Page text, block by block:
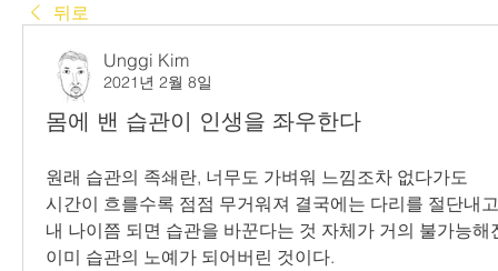
뒤로
Unggi Kim
2021년 2월 8일
몸에 밴 습관이 인생을 좌우한다
원래 습관의 족쇄란, 너무도 가벼워 느낌조차 없다가도
시간이 흐를수록 점점 무거워져 결국에는 다리를 절단내
내 나이쯤 되면 습관을 바꾼다는 것 자체가 거의 불가능해
이미 습관의 노예가 되어버린 것이다.